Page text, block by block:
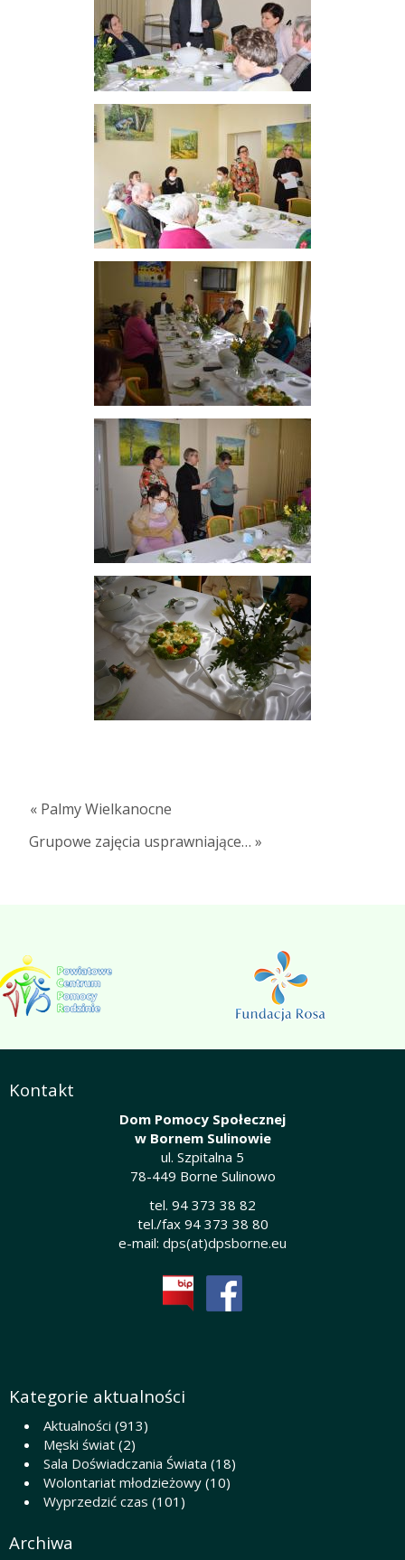
« Palmy Wielkanocne
Grupowe zajęcia usprawniające… »
Kontakt
Dom Pomocy Społecznej
w Bornem Sulinowie
ul. Szpitalna 5
78-449 Borne Sulinowo
tel. 94 373 38 82
tel./fax 94 373 38 80
e-mail: dps(at)dpsborne.eu
Kategorie aktualności
Aktualności (913)
Męski świat (2)
Sala Doświadczania Świata (18)
Wolontariat młodzieżowy (10)
Wyprzedzić czas (101)
Archiwa